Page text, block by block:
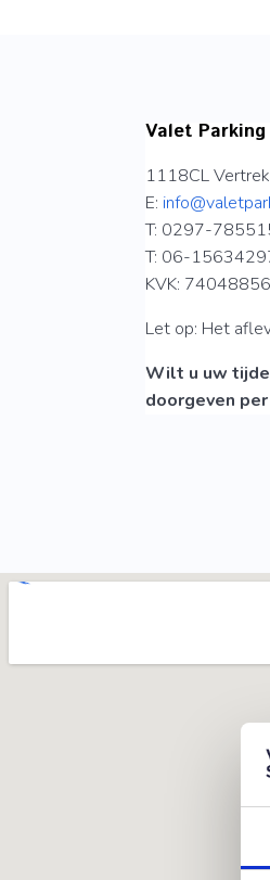
Valet
1118CL
E:
T: 0297-
T: 06-
KVK: 74048856
Let op: Het
Wilt u uw
doorgeven